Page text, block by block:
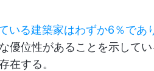
いる建築家はわずか6％であ
優位性があることを示して
在する。